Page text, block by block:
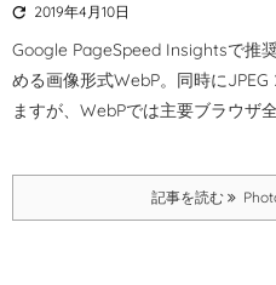
 2019年4月10日
Google PageSpeed Insightsで推
める画像形式WebP。 同時に
ますが、WebPでは主要ブラウザ
記事を読む